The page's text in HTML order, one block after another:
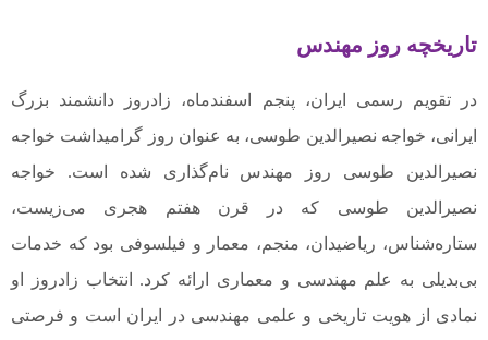
تاریخچه روز مهندس
در تقویم رسمی ایران، پنجم اسفندماه، زادروز دانشمند بزرگ
ایرانی، خواجه نصیرالدین طوسی، به عنوان روز گرامیداشت خواجه
نصیرالدین طوسی روز مهندس نام‌گذاری شده است. خواجه
نصیرالدین طوسی که در قرن هفتم هجری می‌زیست،
ستاره‌شناس، ریاضیدان، منجم، معمار و فیلسوفی بود که خدمات
بی‌بدیلی به علم مهندسی و معماری ارائه کرد. انتخاب زادروز او
نمادی از هویت تاریخی و علمی مهندسی در ایران است و فرصتی